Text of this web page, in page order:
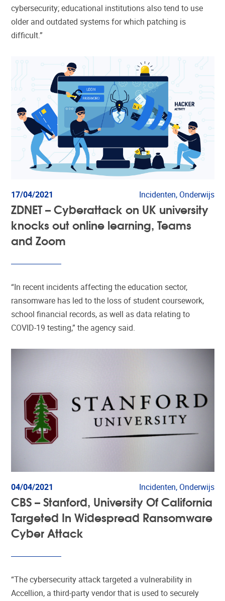
cybersecurity; educational institutions also tend to use
older and outdated systems for which patching is
difficult.”
17/04/2021 Incidenten, Onderwijs
ZDNET – Cyberattack on UK university
knocks out online learning, Teams
and Zoom
“In recent incidents affecting the education sector,
ransomware has led to the loss of student coursework,
school financial records, as well as data relating to
COVID-19 testing,” the agency said.
04/04/2021 Incidenten, Onderwijs
CBS – Stanford, University Of California
Targeted In Widespread Ransomware
Cyber Attack
“The cybersecurity attack targeted a vulnerability in
Accellion, a third-party vendor that is used to securely